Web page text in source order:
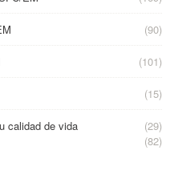
(90)
(101)
(15)
calidad de vida
(29)
(82)